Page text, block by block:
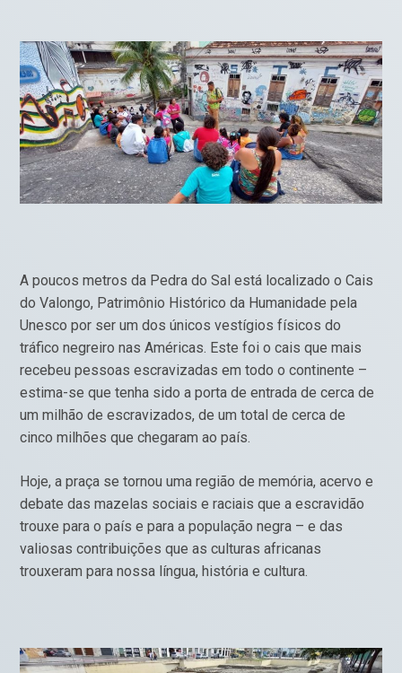
A poucos metros da Pedra do Sal está localizado o Cais
do Valongo, Patrimônio Histórico da Humanidade pela
Unesco por ser um dos únicos vestígios físicos do
tráfico negreiro nas Américas. Este foi o cais que mais
recebeu pessoas escravizadas em todo o continente –
estima-se que tenha sido a porta de entrada de cerca de
um milhão de escravizados, de um total de cerca de
cinco milhões que chegaram ao país.
Hoje, a praça se tornou uma região de memória, acervo e
debate das mazelas sociais e raciais que a escravidão
trouxe para o país e para a população negra – e das
valiosas contribuições que as culturas africanas
trouxeram para nossa língua, história e cultura.